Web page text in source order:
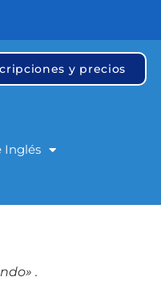
y precios
Inglés
.